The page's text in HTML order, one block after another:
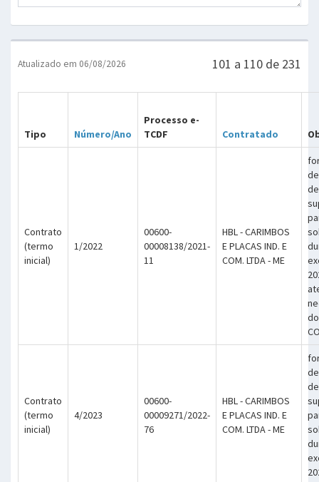
Atualizado em 06/08/2026 101 a 110 de 231
Tipo Número/Ano
Processo e-
TCDF
Contratado
Contrato
(termo
inicial)
1/2022
00600-
00008138/2021-
11
HBL - CARIMBOS
E PLACAS IND. E
COM. LTDA - ME
do
Contrato
(termo
inicial)
4/2023
00600-
00009271/2022-
76
HBL - CARIMBOS
E PLACAS IND. E
COM. LTDA - ME